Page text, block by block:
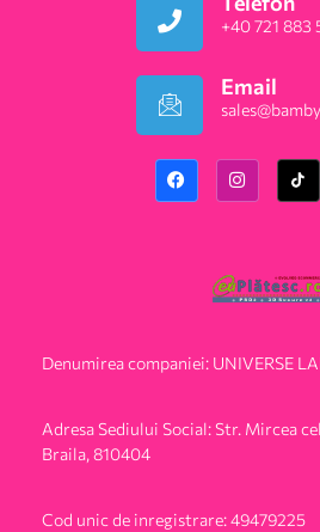
+40 721 883
Email
Denumirea companiei: UNIVERSE
Adresa Sediului Social: Str. Mircea
Braila, 810404
Cod unic de inregistrare: 49479225